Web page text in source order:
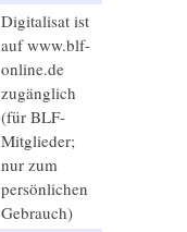
Digitalisat ist
auf www.blf-
online.de
zugänglich
(für BLF-
Mitglieder;
nur zum
persönlichen
Gebrauch)